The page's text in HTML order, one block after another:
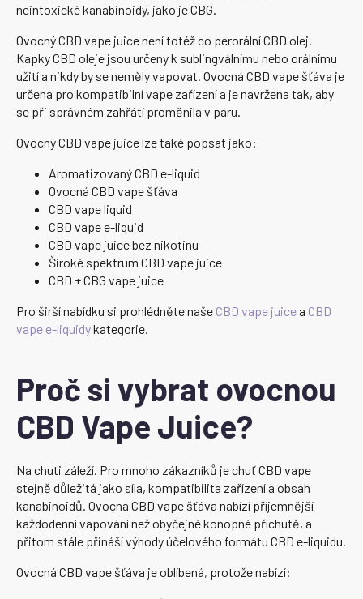
neintoxické kanabinoidy, jako je CBG.
Ovocný CBD vape juice není totéž co perorální CBD olej.
Kapky CBD oleje jsou určeny k sublingválnímu nebo orálnímu
užití a nikdy by se neměly vapovat. Ovocná CBD vape šťáva je
určena pro kompatibilní vape zařízení a je navržena tak, aby
se při správném zahřátí proměnila v páru.
Ovocný CBD vape juice lze také popsat jako:
Aromatizovaný CBD e-liquid
Ovocná CBD vape šťáva
CBD vape liquid
CBD vape e-liquid
CBD vape juice bez nikotinu
Široké spektrum CBD vape juice
CBD + CBG vape juice
Pro širší nabídku si prohlédněte naše CBD vape juicea CBD
vape e-liquidykategorie.
Proč si vybrat ovocnou
CBD Vape Juice?
Na chuti záleží. Pro mnoho zákazníků je chuť CBD vape
stejně důležitá jako síla, kompatibilita zařízení a obsah
kanabinoidů. Ovocná CBD vape šťáva nabízí příjemnější
každodenní vapování než obyčejné konopné příchutě, a
přitom stále přináší výhody účelového formátu CBD e-liquidu.
Ovocná CBD vape šťáva je oblíbená, protože nabízí: